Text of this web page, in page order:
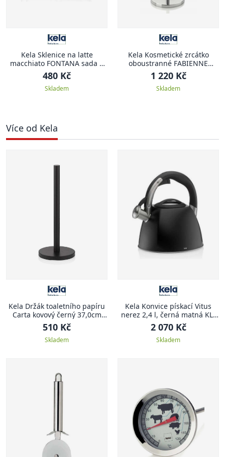
Kela Sklenice na latte
macchiato FONTANA sada 2
ks 250 ml
480 Kč
Skladem
Kela Kosmetické zrcátko
oboustranné FABIENNE
chrom 23,5 x 13,5 x 37,5 cm
1 220 Kč
Skladem
Více od Kela
Kela Držák toaletního papíru
Carta kovový černý 37,0cm
15,0cm KL-22825
510 Kč
Skladem
Kela Konvice pískací Vitus
nerez 2,4 l, černá matná KL-
12079
2 070 Kč
Skladem